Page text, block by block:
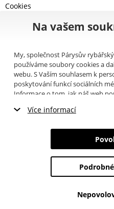
Cookies
Na vašem
My, společnost Párysův rybářský
používáme soubory cookies a
webu. S Vaším souhlasem k
poskytování funkcí sociálních
Informace o tom, jak náš web
můžete přečíst, jak tyto
poskytli nebo které získali v
služby. Tyto údaje zahrnují
adresu a další informace
Více informací
Nezbytné cookies
Marketingové cookies
Analytické cookies
Údaje o uživatelích